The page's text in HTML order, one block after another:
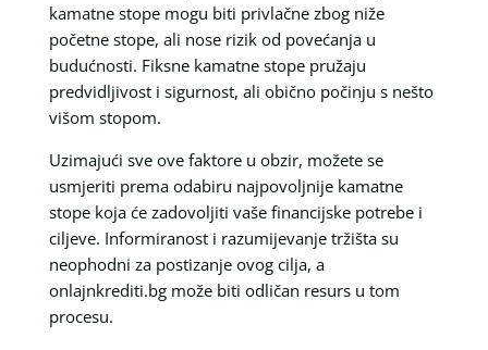
kamatne stope mogu biti privlačne zbog niže
početne stope, ali nose rizik od povećanja u
budućnosti. Fiksne kamatne stope pružaju
predvidljivost i sigurnost, ali obično počinju s nešto
višom stopom.
Uzimajući sve ove faktore u obzir, možete se
usmjeriti prema odabiru najpovoljnije kamatne
stope koja će zadovoljiti vaše financijske potrebe i
ciljeve. Informiranost i razumijevanje tržišta su
neophodni za postizanje ovog cilja, a
onlajnkrediti.bg može biti odličan resurs u tom
procesu.